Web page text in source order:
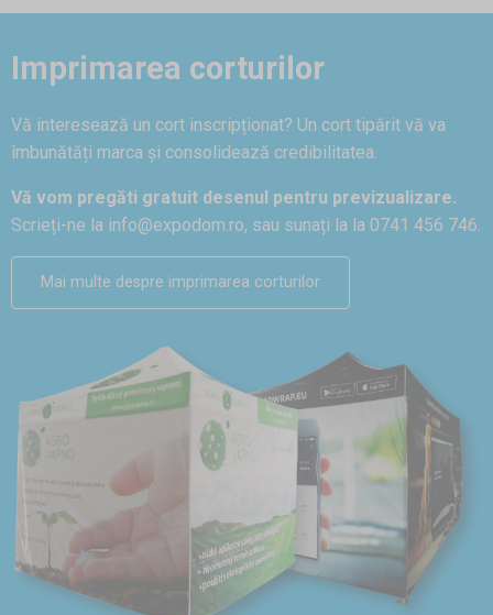
Imprimarea corturilor
Vă interesează un cort inscripționat? Un cort tipărit vă va
îmbunătăți marca și consolidează credibilitatea.
Vă vom pregăti gratuit desenul pentru previzualizare.
Scrieți-ne la info@expodom.ro, sau sunați la la 0741 456 746.
Mai multe despre imprimarea corturilor